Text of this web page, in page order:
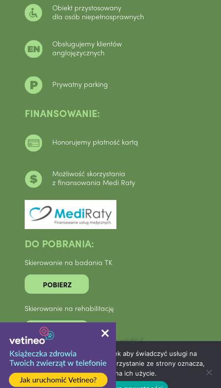
Obiekt przystosowany
dla osób niepełnosprawnych
Obsługujemy klientów
anglojęzycznych
Prywatny parking
FINANSOWANIE:
Honorujemy płatność kartą
Możliwość skorzystania
z finansowania Medi Raty
DO POBRANIA:
Skierowanie na badania TK
POBIERZ
Skierowanie na rehabilitację
POBIERZ
Ta strona korzysta z ciasteczek aby świadczyć usługi na
najwyższym poziomie. Dalsze korzystanie ze strony oznacza,
że zgadzasz się na ich użycie.